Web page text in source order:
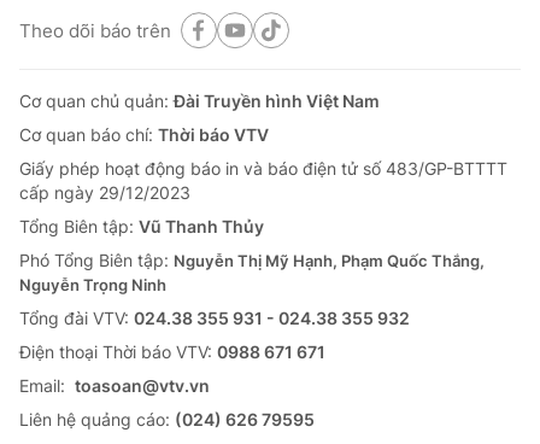
® Cấm sao chép dưới mọi hình thức nếu không có sự chấp
thuận bằng văn bản. Ghi rõ nguồn VTV.vn khi phát hành lại
Theo dõi báo trên
Cơ quan chủ quản:Đài Truyền hình Việt Nam
Cơ quan báo chí: Thời báo VTV
Giấy phép hoạt động báo in và báo điện tử số 483/GP-BTTTT
cấp ngày 29/12/2023
Tổng Biên tập: Vũ Thanh Thủy
Phó Tổng Biên tập: Nguyễn Thị Mỹ Hạnh, Phạm Quốc Thắng,
Nguyễn Trọng Ninh
Tổng đài VTV: 024.38 355 931 - 024.38 355 932
Ðiện thoại Thời báo VTV: 0988 671 671
Email: toasoan@vtv.vn
Liên hệ quảng cáo: (024) 626 79595